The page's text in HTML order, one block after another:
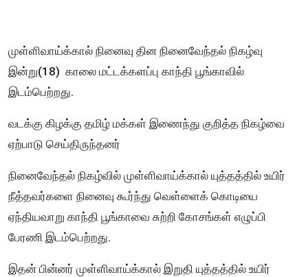
முள்ளிவாய்க்கால் நினைவு தின நினைவேந்தல் நிகழ்வு
இன்று(18) காலை மட்டக்களப்பு காந்தி பூங்காவில்
இடம்பெற்றது.
வடக்கு கிழக்கு தமிழ் மக்கள் இணைந்து குறித்த நிகழ்வை
ஏற்பாடு செய்திருந்தனர்
நினைவேந்தல் நிகழ்வில் முள்ளிவாய்க்கால் யுத்தத்தில் உயிர்
நீத்தவர்களை நினைவு கூர்ந்து வெள்ளைக் கொடியை
ஏந்தியவாறு காந்தி பூங்காவை சுற்றி கோசங்கள் எழுப்பி
பேரணி இடம்பெற்றது.
இதன் பின்னர் முள்ளிவாய்க்கால் இறுதி யுத்தத்தில் உயிர்